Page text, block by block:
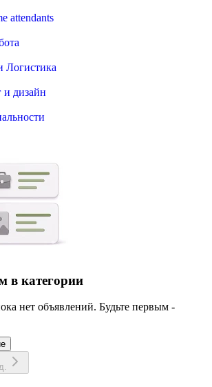
attendants
Логистика
и дизайн
в категории
нет объявлений. Будьте первым -